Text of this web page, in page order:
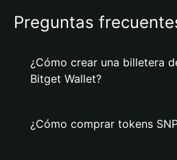
Preguntas
¿Cómo crear una billetera
Bitget Wallet?
¿Cómo comprar tokens